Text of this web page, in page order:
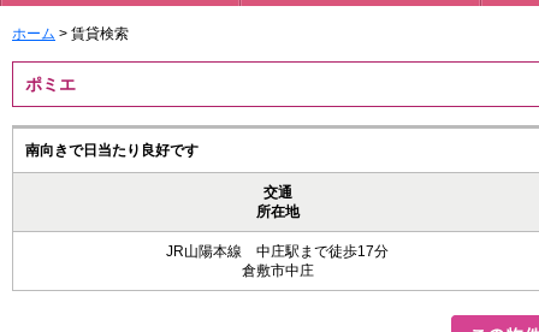
ホーム > 賃貸検索
ポミエ
南向きで日当たり良好です
交通
所在地
JR山陽本線 中庄駅まで徒歩17分
倉敷市中庄